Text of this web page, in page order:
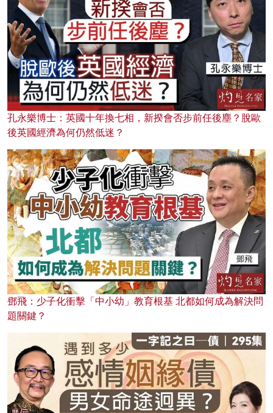
孔永樂博士：英國十年換七相，新揆會否步前任後塵？脫歐
後英國經濟為何仍然低迷？
鄧飛：少子化衝擊「中小幼」教育根基 北都如何成為解決問
題關鍵？